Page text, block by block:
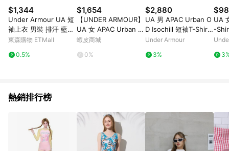
8. LINE購物為購物資訊整合性平台，商品資料更新會有時間差，
如顯示之商品規格、顏色、價位、贈品與東森購物ETMall銷售網
頁不符，以銷售網頁標示為準。 9. 若有贈點爭議，請務必於訂單
日期+180天以內至LINE購物客服洽詢；若超過180天(含)以上進
行申訴，恕無法贈點回饋。 10. 部分點數紅包僅限指定商品使
用，或不適用於無回饋商品。各點數紅包之適用商品與使用條件
$1,344
Under Armour UA 短
袖上衣 男裝 排汗 藍
【運動世界】1383973
東森購物 ETMall
0.5%
$1,654
【UNDER ARMOUR】
UA 女 APAC Urban O
D Nov 短袖T-Shirt_60
蝦皮商城
0%
$2,880
UA 男 APAC Urban O
D Isochill 短袖T-Shirt​
人氣新品
Under Armour
3%
UA
-
熱銷排行榜